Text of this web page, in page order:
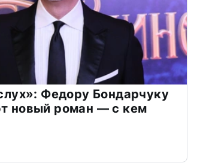
Федору Бондарчуку
новый роман — с кем